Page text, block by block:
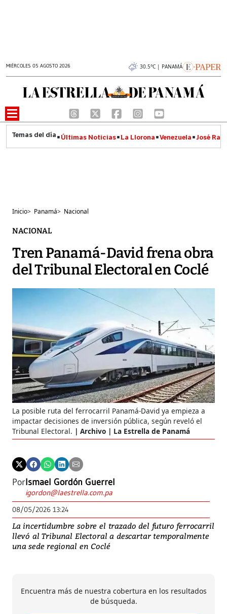
MIÉRCOLES 05 AGOSTO 2026 30.5°C | PANAMÁ
Últimas Noticias La Llorona Venezuela José
Inicio> Panamá> Nacional
NACIONAL
Tren Panamá-David frena obra
del Tribunal Electoral en Coclé
La posible ruta del ferrocarril Panamá-David ya empieza a
impactar decisiones de inversión pública, según reveló el
Tribunal Electoral.
Archivo | La Estrella de Panamá
PorIsmael Gordón Guerrel
igordon@laestrella.com.pa
08/05/2026 13:24
La incertidumbre sobre el trazado del futuro ferrocarril
llevó al Tribunal Electoral a descartar temporalmente
una sede regional en Coclé
Encuentra más de nuestra cobertura en los resultados
de búsqueda.